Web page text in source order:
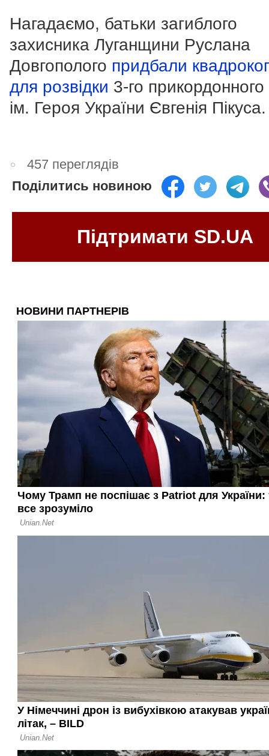
Нагадаємо, батьки загиблого
захисника Луганщини Руслана
Довгополого придбали
для розвідки 3-го прикордонного
ім. Героя України Євгенія Пікуса.
457 переглядів
Поділитись новиною
Підтримати SD.UA